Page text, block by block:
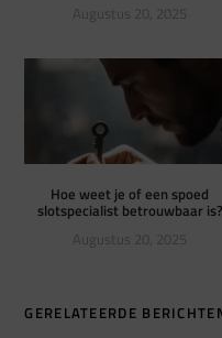
Augustus 20, 2025
Hoe weet je of een spoed
slotspecialist betrouwbaar is?
Augustus 20, 2025
GERELATEERDE